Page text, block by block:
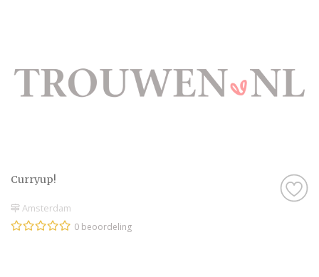
Curryup!
Amsterdam
0 beoordeling